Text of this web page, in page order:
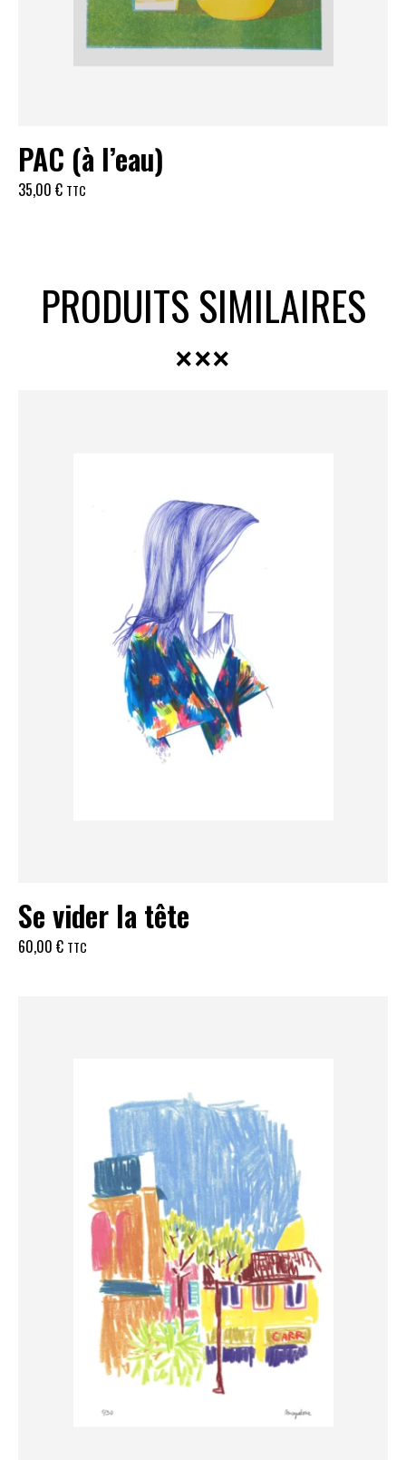
PAC (à l’eau)
35,00 € TTC
PRODUITS SIMILAIRES
Se vider la tête
60,00 € TTC